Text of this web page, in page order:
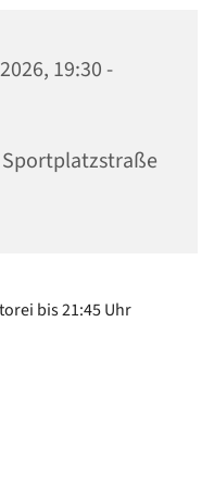
19:30 -
bis 21:45 Uhr